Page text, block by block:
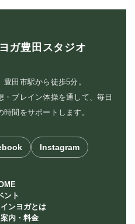
ガ豊田スタジオ
田市駅から徒歩5分。
ブレイン体操を通して、毎日
間をサポートします。
Instagram
ント
ンヨガとは
内・料金